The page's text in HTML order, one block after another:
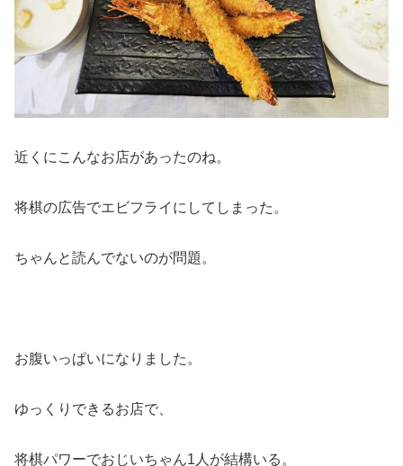
近くにこんなお店があったのね。
将棋の広告でエビフライにしてしまった。
ちゃんと読んでないのが問題。
お腹いっぱいになりました。
ゆっくりできるお店で、
将棋パワーでおじいちゃん1人が結構いる。